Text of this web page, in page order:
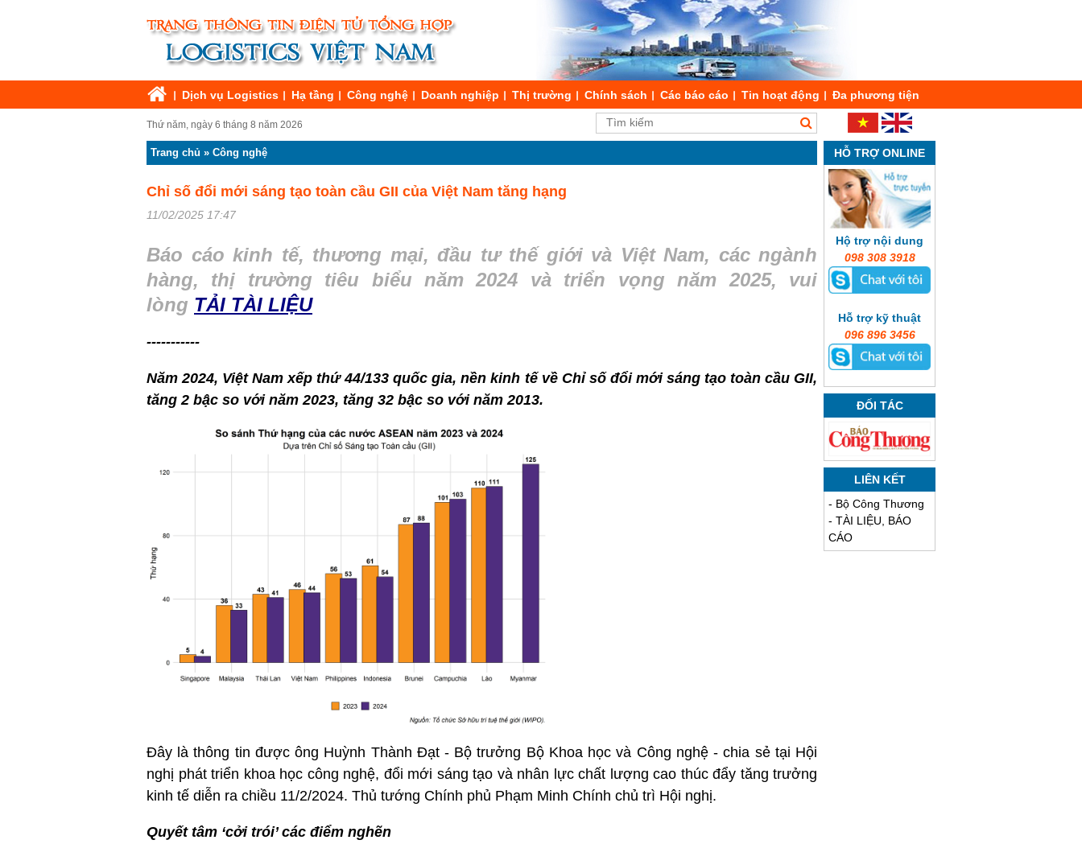
Dịch vụ Logistics Hạ tầng Công nghệ Doanh nghiệp Thị trường Chính sách Các báo cáo Tin hoạt động Đa phương tiện
Thứ năm, ngày 6 tháng 8 năm 2026
Trang chủ » Công nghệ
Chỉ số đổi mới sáng tạo toàn cầu GII của Việt Nam tăng hạng
11/02/2025 17:47
Báo cáo kinh tế, thương mại, đầu tư thế giới và Việt Nam, các ngành
hàng, thị trường tiêu biểu năm 2024 và triển vọng năm 2025, vui
lòng TẢI TÀI LIỆU
-----------
Năm 2024, Việt Nam xếp thứ 44/133 quốc gia, nền kinh tế về Chỉ số đổi mới sáng tạo toàn cầu GII,
tăng 2 bậc so với năm 2023, tăng 32 bậc so với năm 2013.
Đây là thông tin được ông Huỳnh Thành Đạt - Bộ trưởng Bộ Khoa học và Công nghệ - chia sẻ tại Hội
nghị phát triển khoa học công nghệ, đổi mới sáng tạo và nhân lực chất lượng cao thúc đẩy tăng trưởng
kinh tế diễn ra chiều 11/2/2024. Thủ tướng Chính phủ Phạm Minh Chính chủ trì Hội nghị.
Quyết tâm ‘cởi trói’ các điểm nghẽn
HỖ TRỢ ONLINE
Hộ trợ nội dung
098 308 3918
Hỗ trợ kỹ thuật
096 896 3456
ĐỐI TÁC
LIÊN KẾT
- Bộ Công Thương
- TÀI LIỆU, BÁO
CÁO